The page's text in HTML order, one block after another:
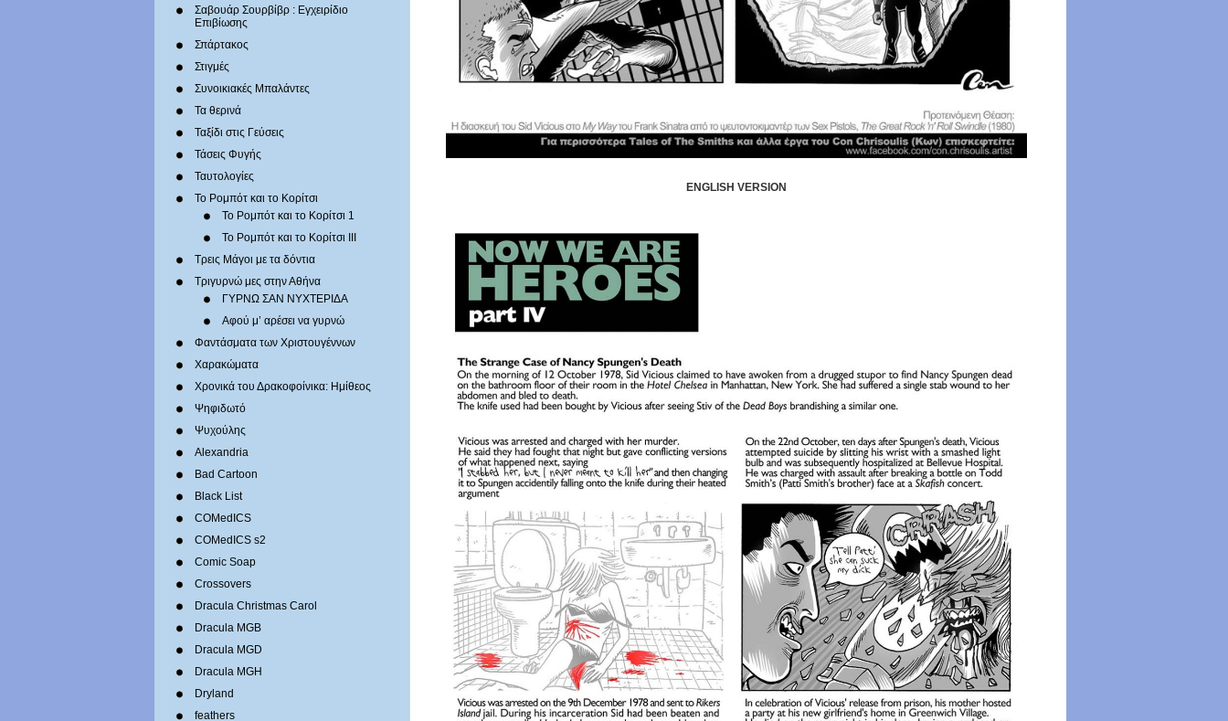
Σαβουάρ Σουρβίβρ : Εγχειρίδιο
Επιβίωσης
Σπάρτακος
Στιγμές
Συνοικιακές Μπαλάντες
Τα θερινά
Ταξίδι στις Γεύσεις
Τάσεις Φυγής
Ταυτολογίες
Το Ρομπότ και το Κορίτσι
Το Ρομπότ και το Κορίτσι 1
Το Ρομπότ και το Κορίτσι III
Τρεις Μάγοι με τα δόντια
Τριγυρνώ μες στην Αθήνα
ΓΥΡΝΩ ΣΑΝ ΝΥΧΤΕΡΙΔΑ
Αφού μ’ αρέσει να γυρνώ
Φαντάσματα των Χριστουγέννων
Χαρακώματα
Χρονικά του Δρακοφοίνικα: Ημίθεος
Ψηφιδωτό
Ψυχούλης
Alexandria
Bad Cartoon
Black List
COMedICS
COMedICS s2
Comic Soap
Crossovers
Dracula Christmas Carol
Dracula MGB
Dracula MGD
Dracula MGH
Dryland
feathers
ENGLISH VERSION